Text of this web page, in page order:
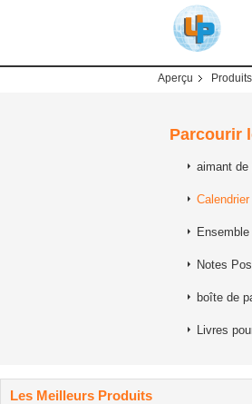
Aperçu Produits
Parcourir
aimant de
Notes
boîte de
Livres
Les Meilleurs Produits